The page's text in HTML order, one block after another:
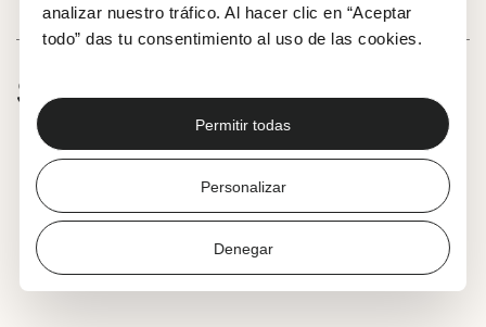
analizar nuestro tráfico. Al hacer clic en “Aceptar
todo” das tu consentimiento al uso de las cookies.
Permitir todas
Personalizar
Denegar
SOBRE LA ACTIVIDAD
3-6 años. Los/as niños/as deberán ir
acompañados/as de una persona adulta.
Un programa de cortometrajes seleccionados
especialmente para la edad temprana donde al
guiará por la historia del cine, la música, las